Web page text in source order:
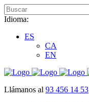
Idioma:
ES
CA
EN
Llámanos al 93 456 14 53